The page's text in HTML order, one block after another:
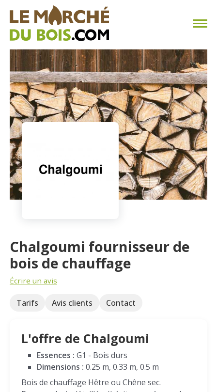
CHAUFFAGE AU BOIS
FAQ
CALCULER SA CONSOMMATION
TROUVER SON FOURNISSEUR
BLOG
ESPACE PRO
Chalgoumi fournisseur de
bois de chauffage
Écrire un avis
Tarifs Avis clients Contact
L'offre de Chalgoumi
Essences : G1 - Bois durs
Dimensions : 0.25 m, 0.33 m, 0.5 m
Bois de chauffage Hêtre ou Chêne sec.